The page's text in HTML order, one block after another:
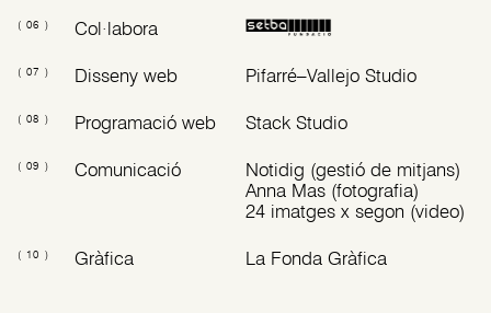
( 06 ) Col·labora
( 07 ) Disseny web Pifarré–Vallejo Studio
( 08 ) Programació web Stack Studio
( 09 ) Comunicació
Notidig (gestió de mitjans)
Anna Mas (fotografia)
24 imatges x segon (video)
( 10 ) Gràfica La Fonda Gràfica